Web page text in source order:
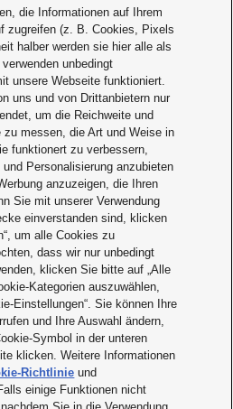
Hoch Niedrig
ca. 30 min.
ca. 25 min. ca. 85 min.
ca. 18 min. ca. 60 min.
ca. 12 min. ca. 40 min.
ca. 38 min. ca. 67 min.
ca. 18 min. ca. 32 min.
Staubfilter WEY37A3L0247
Filtergitter
Schutzfilter WEY3780L0138
die Informationen auf Ihrem
zugreifen (z. B. Cookies, Pixels
halber werden sie hier alle als
unbedingt
unsere Webseite funktioniert.
uns und von Drittanbietern nur
um die Reichweite und
zu messen, die Art und Weise in
funktionert zu verbessern,
Personalisierung anzubieten
anzuzeigen, die Ihren
Sie mit unserer Verwendung
einverstanden sind, klicken
um alle Cookies zu
dass wir nur unbedingt
klicken Sie bitte auf „Alle
Kategorien auszuwählen,
Einstellungen“. Sie können Ihre
und Ihre Auswahl ändern,
Symbol in der unteren
klicken. Weitere Informationen
Richtlinie und
einige Funktionen nicht